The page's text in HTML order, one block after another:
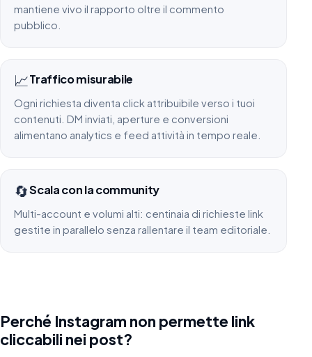
mantiene vivo il rapporto oltre il commento
pubblico.
📈Traffico misurabile
Ogni richiesta diventa click attribuibile verso i tuoi
contenuti. DM inviati, aperture e conversioni
alimentano analytics e feed attività in tempo reale.
🔄Scala con la community
Multi-account e volumi alti: centinaia di richieste link
gestite in parallelo senza rallentare il team editoriale.
Perché Instagram non permette link
cliccabili nei post?